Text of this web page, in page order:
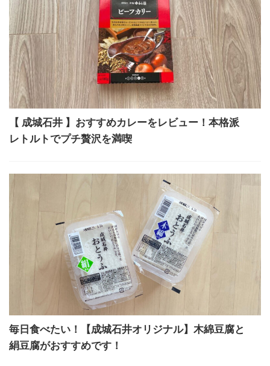
【 成城石井 】おすすめカレーをレビュー！本格派
レトルトでプチ贅沢を満喫
毎日食べたい！【成城石井オリジナル】木綿豆腐と
絹豆腐がおすすめです！